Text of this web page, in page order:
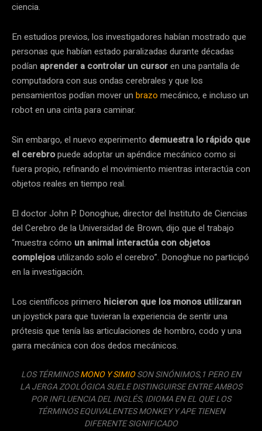
ciencia.
En estudios previos, los investigadores habían mostrado que
personas que habían estado paralizadas durante décadas
podían aprender a controlar un cursoren una pantalla de
computadora con sus ondas cerebrales y que los
pensamientos podían mover un brazo mecánico, e incluso un
robot en una cinta para caminar.
Sin embargo, el nuevo experimento demuestra lo rápido que
el cerebropuede adoptar un apéndice mecánico como si
fuera propio, refinando el movimiento mientras interactúa con
objetos reales en tiempo real.
El doctor John P. Donoghue, director del Instituto de Ciencias
del Cerebro de la Universidad de Brown, dijo que el trabajo
“muestra cómo un animal interactúa con objetos
complejosutilizando solo el cerebro”. Donoghue no participó
en la investigación.
Los científicos primero hicieron que los monos utilizaran
un joystick para que tuvieran la experiencia de sentir una
prótesis que tenía las articulaciones de hombro, codo y una
garra mecánica con dos dedos mecánicos.
LOS TÉRMINOSMONO Y SIMIOSON SINÓNIMOS,1 PERO EN
LA JERGA ZOOLÓGICA SUELE DISTINGUIRSE ENTRE AMBOS
POR INFLUENCIA DEL INGLÉS, IDIOMA EN EL QUE LOS
TÉRMINOS EQUIVALENTES MONKEY Y APE TIENEN
DIFERENTE SIGNIFICADO